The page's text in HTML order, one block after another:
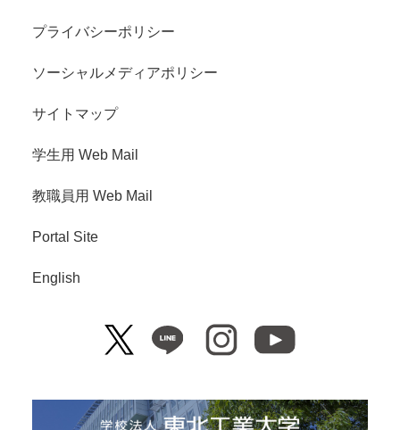
プライバシーポリシー
ソーシャルメディアポリシー
サイトマップ
学生用 Web Mail
教職員用 Web Mail
Portal Site
English